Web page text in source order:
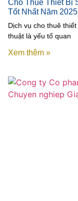
Cho Thuê Thiết Bị
Tốt Nhất Năm 2025
Dịch vụ cho thuê
thuật là yếu tố quan
Xem thêm »